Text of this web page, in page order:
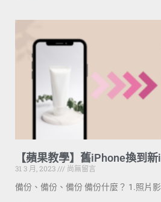
【蘋果教學】舊iPhone換到
31 3 月, 2023
尚無留言
備份、備份、備份 備份什麼？ 1.照片